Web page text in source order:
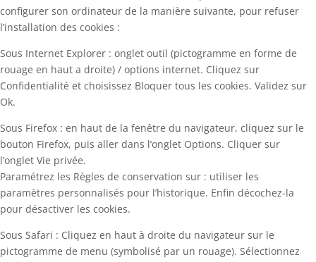
configurer son ordinateur de la manière suivante, pour refuser
l’installation des cookies :
Sous Internet Explorer : onglet outil (pictogramme en forme de
rouage en haut a droite) / options internet. Cliquez sur
Confidentialité et choisissez Bloquer tous les cookies. Validez sur
Ok.
Sous Firefox : en haut de la fenêtre du navigateur, cliquez sur le
bouton Firefox, puis aller dans l’onglet Options. Cliquer sur
l’onglet Vie privée.
Paramétrez les Règles de conservation sur : utiliser les
paramètres personnalisés pour l’historique. Enfin décochez-la
pour désactiver les cookies.
Sous Safari : Cliquez en haut à droite du navigateur sur le
pictogramme de menu (symbolisé par un rouage). Sélectionnez